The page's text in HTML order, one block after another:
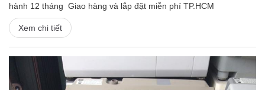
hành 12 tháng Giao hàng và lắp đặt miễn phí TP.HCM
Xem chi tiết